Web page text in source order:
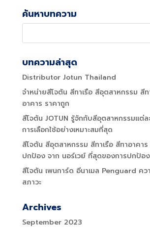
ค้นหาบทความ
บทความล่าสุด
Distributor Jotun Thailand
จำหน่ายสีโจตัน สีทาเรือ สีอุตสาหกรรม สี
อาคาร ราคาถูก
สีโจตัน JOTUN รู้จักกับสีอุตสาหกรรมแต่ล
การเลือกใช้อย่างเหมาะสมที่สุด
สีโจตัน สีอุตสาหกรรม สีทาเรือ สีทาอาคา
ปกป้อง จาก นอร์เวย์ ที่สุดของการปกป้อ
สีโจตัน เพนการ์ด อีนาเมล Penguard ค
สภาวะ
Archives
September 2023